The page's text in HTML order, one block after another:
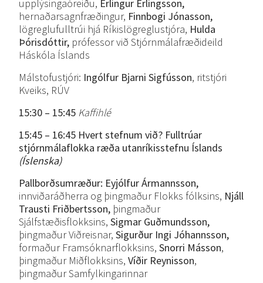
upplýsingaóreiðu, Erlingur Erlingsson,
hernaðarsagnfræðingur, Finnbogi Jónasson,
lögreglufulltrúi hjá Ríkislögreglustjóra, Hulda
Þórisdóttir, prófessor við Stjórnmálafræðideild
Háskóla Íslands
Málstofustjóri: Ingólfur Bjarni Sigfússon, ritstjóri
Kveiks, RÚV
15:30 – 15:45 Kaffihlé
15:45 – 16:45 Hvertstefnum við? Fulltrúar
stjórnmálaflokka ræða utanríkisstefnu Íslands
(Íslenska)
Pallborðsumræður: Eyjólfur Ármannsson,
innviðaráðherra og þingmaður Flokks fólksins, Njáll
Trausti Friðbertsson, þingmaður
Sjálfstæðisflokksins, Sigmar Guðmundsson,
þingmaður Viðreisnar,Sigurður Ingi Jóhannsson,
formaður Framsóknarflokksins,Snorri Másson,
þingmaður Miðflokksins,Víðir Reynisson,
þingmaður Samfylkingarinnar